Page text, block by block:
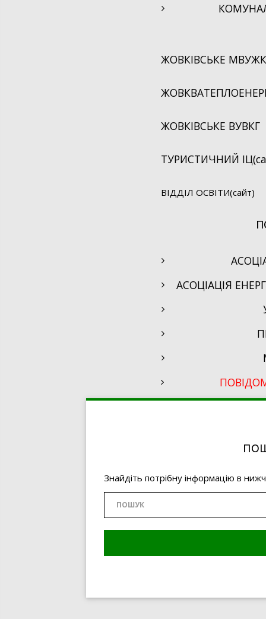
ЖОВКІВСЬКЕ
ЖОВКІВСЬКЕ ВУВКГ
ТУРИСТИЧНИЙ
ВІДДІЛ ОСВІТИ(сайт)
АСОЦІАЦІЯ
Знайдіть потрібну інформацію в